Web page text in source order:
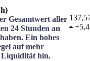
Gesamtwert aller
24 Stunden an
Ein hohes
auf mehr
Liquidität hin.
+